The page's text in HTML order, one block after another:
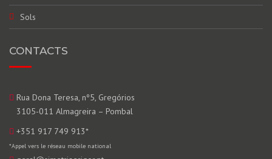
Sols
CONTACTS
Rua Dona Teresa, nº5, Gregórios
3105-011 Almagreira – Pombal
+351 917 749 913*
*Appel vers le réseau mobile national